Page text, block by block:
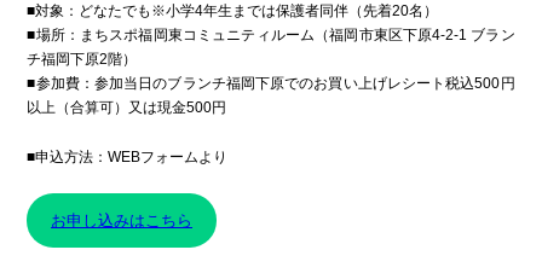
■対象：どなたでも※小学4年生までは保護者同伴（先着20名）
■場所：まちスポ福岡東コミュニティルーム（福岡市東区下原4-2-1 ブラン
チ福岡下原2階）
■参加費：参加当日のブランチ福岡下原でのお買い上げレシート税込500円
以上（合算可）又は現金500円
■申込方法：WEBフォームより
お申し込みはこちら